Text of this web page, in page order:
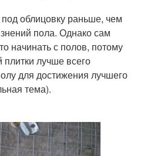
облицовку раньше, чем
пола. Однако сам
начинать с полов, потому
лучше всего
для достижения лучшего
тема).